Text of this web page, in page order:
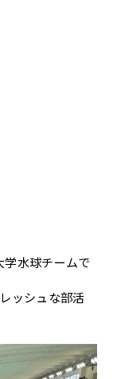
水球チームで
ッシュな部活